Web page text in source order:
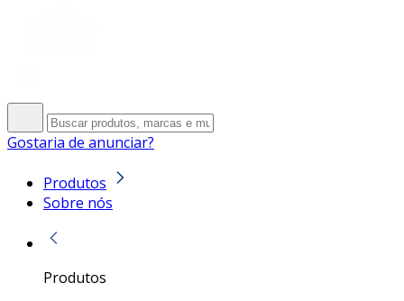
Gostaria de anunciar?
Produtos
Sobre nós
Produtos